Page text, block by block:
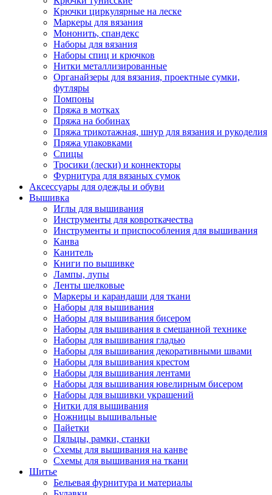
Крючки циркулярные на леске
Маркеры для вязания
Мононить, спандекс
Наборы для вязания
Наборы спиц и крючков
Нитки металлизированные
Органайзеры для вязания, проектные сумки,
футляры
Помпоны
Пряжа в мотках
Пряжа на бобинах
Пряжа трикотажная, шнур для вязания и рукоделия
Пряжа упаковками
Спицы
Тросики (лески) и коннекторы
Фурнитура для вязаных сумок
Аксессуары для одежды и обуви
Вышивка
Иглы для вышивания
Инструменты для ковроткачества
Инструменты и приспособления для вышивания
Канва
Канитель
Книги по вышивке
Лампы, лупы
Ленты шелковые
Маркеры и карандаши для ткани
Наборы для вышивания
Наборы для вышивания бисером
Наборы для вышивания в смешанной технике
Наборы для вышивания гладью
Наборы для вышивания декоративными швами
Наборы для вышивания крестом
Наборы для вышивания лентами
Наборы для вышивания ювелирным бисером
Наборы для вышивки украшений
Нитки для вышивания
Ножницы вышивальные
Пайетки
Пяльцы, рамки, станки
Схемы для вышивания на канве
Схемы для вышивания на ткани
Шитье
Бельевая фурнитура и материалы